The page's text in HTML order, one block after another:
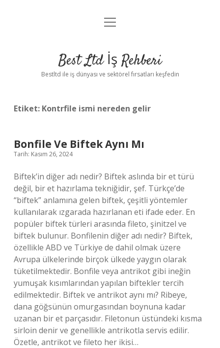
Anasayfa
Yasal Uyarı
menüyü
Best Ltd İş Rehberi
Bestltd ile iş dünyası ve sektörel fırsatları keşfedin
Etiket: Kontrfile ismi nereden gelir
Bonfile Ve Biftek Aynı Mı
Tarih: Kasım 26, 2024
Biftek’in diğer adı nedir? Biftek aslında bir et türü
değil, bir et hazırlama tekniğidir, şef. Türkçe’de
“biftek” anlamına gelen biftek, çeşitli yöntemler
kullanılarak ızgarada hazırlanan eti ifade eder. En
popüler biftek türleri arasında fileto, şinitzel ve
biftek bulunur. Bonfilenin diğer adı nedir? Biftek,
özellikle ABD ve Türkiye de dahil olmak üzere
Avrupa ülkelerinde birçok ülkede yaygın olarak
tüketilmektedir. Bonfile veya antrikot gibi ineğin
yumuşak kısımlarından yapılan biftekler tercih
edilmektedir. Biftek ve antrikot aynı mı? Ribeye,
dana göğsünün omurgasından boynuna kadar
uzanan bir et parçasıdır. Filetonun üstündeki kısma
sirloin denir ve genellikle antrikotla servis edilir.
Özetle, antrikot ve fileto her ikisi…